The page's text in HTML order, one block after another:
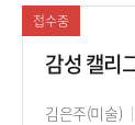
접수중
감성 캘리
강
김은주(미술)